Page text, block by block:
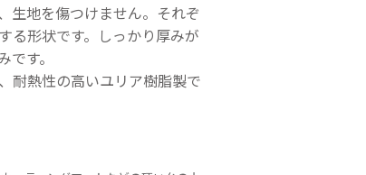
2012年
生地を傷つけません。それぞ
る形状です。しっかり厚みが
です。
耐熱性の高いユリア樹脂製で